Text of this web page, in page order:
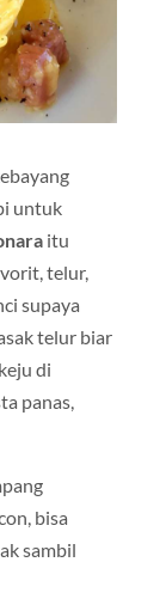
untuk
itu
telur,
supaya
telur biar
di
panas,
bisa
sambil